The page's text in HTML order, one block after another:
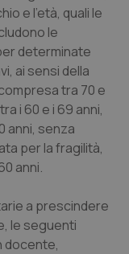
Ulcerosa
e l'età, quali le
le
determinate
ai sensi della
tra 70 e
i 60 e i 69 anni,
anni, senza
per la fragilità,
anni.
a prescindere
le seguenti
docente,